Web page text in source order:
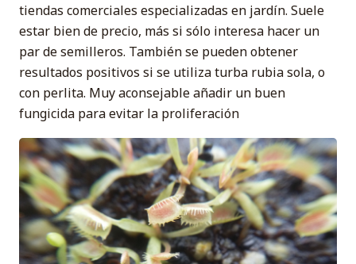
tiendas comerciales especializadas en jardín. Suele
estar bien de precio, más si sólo interesa hacer un
par de semilleros. También se pueden obtener
resultados positivos si se utiliza turba rubia sola, o
con perlita. Muy aconsejable añadir un buen
fungicida para evitar la proliferación